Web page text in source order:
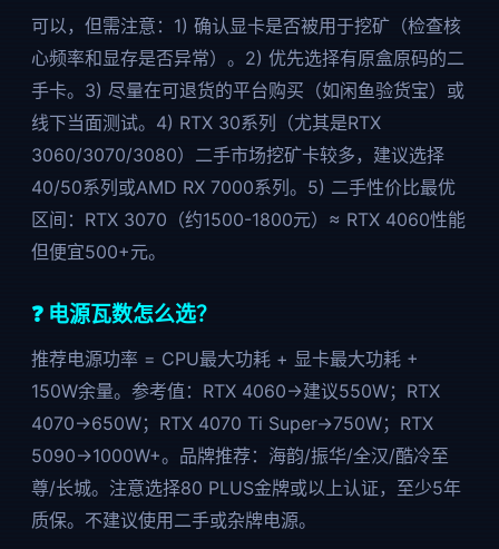
可以，但需注意：1) 确认显卡是否被用于挖矿（检查核
心频率和显存是否异常）。2) 优先选择有原盒原码的二
手卡。3) 尽量在可退货的平台购买（如闲鱼验货宝）或
线下当面测试。4) RTX 30系列（尤其是RTX
3060/3070/3080）二手市场挖矿卡较多，建议选择
40/50系列或AMD RX 7000系列。5) 二手性价比最优
区间：RTX 3070（约1500-1800元）≈ RTX 4060性能
但便宜500+元。
❓ 电源瓦数怎么选？
推荐电源功率 = CPU最大功耗 + 显卡最大功耗 +
150W余量。参考值：RTX 4060→建议550W；RTX
4070→650W；RTX 4070 Ti Super→750W；RTX
5090→1000W+。品牌推荐：海韵/振华/全汉/酷冷至
尊/长城。注意选择80 PLUS金牌或以上认证，至少5年
质保。不建议使用二手或杂牌电源。